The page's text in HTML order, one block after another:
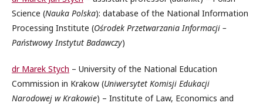
Science (Nauka Polska): database of the National Information
Processing Institute (Ośrodek Przetwarzania Informacji –
Państwowy Instytut Badawczy)
dr Marek Stych – University of the National Education
Commission in Krakow (Uniwersytet Komisji Edukacji
Narodowej w Krakowie) – Institute of Law, Economics and